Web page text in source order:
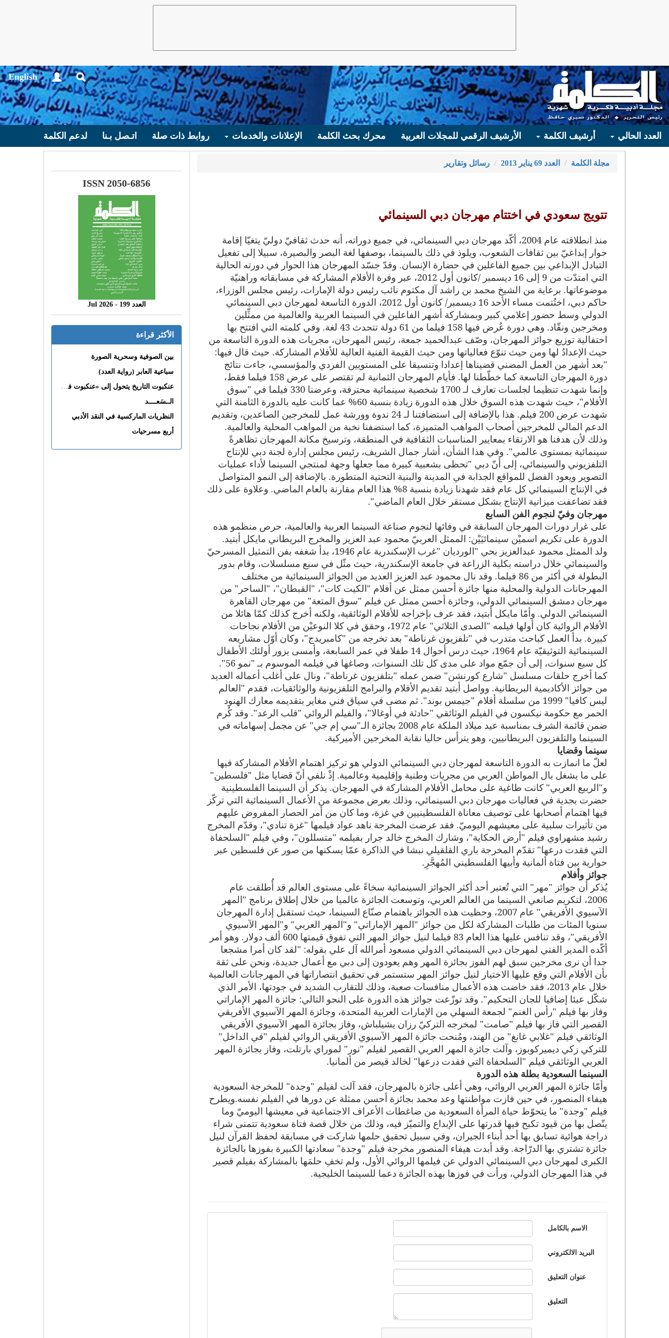
English
العدد الحالي أرشيف الكلمة الأرشيف الرقمي للمجلات العربية محرك بحث الكلمة الإعلانات والخدمات روابط ذات صلة اتـصل بـنا لدعم الكلمة
مجلة الكلمة العدد 69 يناير 2013 رسائل وتقارير
تتويج سعودي في اختتام مهرجان دبي السينمائي
منذ انطلاقته عام 2004، أكّد مهرجان دبي السينمائي، في جميع دوراته، أنه حدث ثقافيّ دوليّ يتغيّا إقامة
حوار إبداعيّ بين ثقافات الشعوب، ويلوذ في ذلك بالسينما، بوصفها لغة البصر والبصيرة، سبيلا إلى تفعيل
التبادل الإبداعي بين جميع الفاعلين في حضارة الإنسان. وقدّ جسّد المهرجان هذا الحوار في دورته الحالية
التي امتدّت من 9 إلى 16 ديسمبر /كانون أول 2012، عبر وفرة الأفلام المشاركة في مسابقاته وراهنيّة
موضوعاتها. برعاية من الشيخ محمد بن راشد آل مكتوم نائب رئيس دولة الإمارات، رئيس مجلس الوزراء،
حاكم دبي، اختُتمت مساء الأحد 16 ديسمبر/ كانون أول 2012، الدورة التاسعة لمهرجان دبي السينمائي
الدولي وسط حضور إعلامي كبير وبمشاركة أشهر الفاعلين في السينما العربية والعالمية من ممثِّلين
ومخرجين ونقّاد. وهي دورة عُرض فيها 158 فيلما من 61 دولة تتحدث 43 لغة.
وفي كلمته التي افتتح بها
احتفالية توزيع جوائز المهرجان، وصّف عبدالحميد جمعة، رئيس المهرجان، مجريات هذه الدورة التاسعة من
حيث الإعدادُ لها ومن حيث تنوّع فعالياتها ومن حيث القيمة الفنية العالية للأفلام المشاركة. حيث قال فيها:
"بعد أشهر من العمل المضني قضيناها إعدادا وتنسيقا على المستويين الفردي والمؤسسي، جاءت نتائج
دورة المهرجان التاسعة كما خطّطنا لها. فأيام المهرجان الثمانية لم تقتصر على عرض 158 فيلما فقط،
وإنما شهدت تنظيما لجلسات تعارف لـ 1700 شخصية سينمائية محترفة، وعرضنا 330 فيلما في "سوق
الأفلام"، حيث شهدت هذه السوق خلال هذه الدورة زيادة بنسبة 60% عما كانت عليه بالدورة الثامنة التي
شهدت عرض 200 فيلم.
هذا بالإضافة إلى استضافتنا لـ 24 ندوة وورشة عمل للمخرجين الصاعدين، وتقديم
الدعم المالي للمخرجين أصحاب المواهب المتميزة، كما استضفنا نخبة من المواهب المحلية والعالمية.
وذلك لأن هدفنا هو الارتقاء بمعايير المناسبات الثقافية في المنطقة، وترسيخ مكانة المهرجان تظاهرةً
سينمائية بمستوى عالمي". وفي هذا الشأن، أشار جمال الشريف، رئيس مجلس إدارة لجنة دبي للإنتاج
التلفزيوني والسينمائي، إلى أنّ دبي "تحظى بشعبية كبيرة مما جعلها وجهة لمنتجي السينما لأداء عمليات
التصوير ويعود الفضل للمواقع الجذابة في المدينة والبنية التحتية المتطورة. بالإضافة إلى النمو المتواصل
في الإنتاج السينمائي كل عام فقد شهدنا زيادة بنسبة 8% هذا العام مقارنة بالعام الماضي. وعلاوة على ذلك
فقد تضاعفت ميزانية الإنتاج بشكل مستقر خلال العام الماضي".
مهرجان وفيّ لنجوم الفن السابع
على غرار دورات المهرجان السابقة في وفائها لنجوم صناعة السينما العربية والعالمية، حرص منظمو هذه
الدورة على تكريم اسميْن سينمائيَيْن: الممثل العربيّ محمود عبد العزيز والمخرج البريطاني مايكل أبتيد.
ولد الممثل محمود عبدالعزيز بحي "الورديان "غرب الإسكندرية عام 1946، بدأ شغفه بفن التمثيل المسرحيّ
والسينمائي خلال دراسته بكلية الزراعة في جامعة الإسكندرية، حيث مثّل في سبع مسلسلات، وقام بدور
البطولة في أكثر من 86 فيلما. وقد نال محمود عبد العزيز العديد من الجوائز السينمائية من مختلف
المهرجانات الدولية والمحلية منها جائزة أحسن ممثل عن أفلام "الكيت كات"، "القبطان"، "الساحر" من
مهرجان دمشق السينمائي الدولي، وجائزة أحسن ممثل عن فيلم "سوق المتعة" من مهرجان القاهرة
السينمائي الدولي. وأمّا مايكل أبتيد، فقد عرف بإخراجه للأفلام الوثائقية، ولكنه أخرج كذلك كمّا هائلا من
الأفلام الروائية كان أولها فيلمه "الصدى الثلاثي" عام 1972، وحقق في كلا النوعيْن من الأفلام نجاحات
كبيرة. بدأ العمل كباحث متدرب في "تلفزيون غرناطة" بعد تخرجه من "كامبريدج"، وكان أوّل مشاريعه
السينمائية التوثيقيّة عام 1964، حيث درس أحوال 14 طفلا في عمر السابعة، وأمسى يزور أولئك الأطفال
كل سبع سنوات، إلى أن جمّع مواد على مدى كل تلك السنوات، وصاغها في فيلمه الموسوم بـ "نمو 56".
كما أخرج حلقات مسلسل "شارع كورنشن" ضمن عمله "بتلفزيون غرناطة"، ونال على أغلب أعماله العديد
من جوائز الأكاديمية البريطانية. وواصل أبتيد تقديم الأفلام والبرامج التلفزيونية والوثائقيات، فقدم "العالم
ليس كافيا" 1999 من سلسلة أفلام "جيمس بوند". ثم مضى في سياق فني مغاير بتقديمه معارك الهنود
الحمر مع حكومة نيكسون في الفيلم الوثائقي "حادثة في أوغالا"، والفيلم الروائي "قلب الرعد". وقد كُرم
ضمن قائمة الشرف بمناسبة عيد ميلاد الملكة عام 2008 بجائزة الـ"سي إم جي" عن مجمل إسهاماته في
السينما والتلفزيون البريطانيين، وهو يترأس حاليا نقابة المخرجين الأميركية.
سينما وقضايا
لعلّ ما انمازت به الدورة التاسعة لمهرجان دبي السينمائي الدولي هو تركيز اهتمام الأفلام المشاركة فيها
على ما يشغل بال المواطن العربي من مجريات وطنية وإقليمية وعالمية. إذْ نلفي أنّ قضايا مثل "فلسطين"
و"الربيع العربي" كانت طاغية على محامل الأفلام المشاركة في المهرجان. يذكر أن السينما الفلسطينية
حضرت بجدية في فعاليات مهرجان دبي السينمائي، وذلك بعرض مجموعة من الأعمال السينمائية التي تركّز
فيها اهتمام أصحابها على توصيف معاناة الفلسطينيين في غزة، وما كان من أمر الحصار المفروض عليهم
من تأثيرات سلبية على معيشهم اليوميّ. فقد عرضت المخرجة ناهد عواد فيلمها "غزة تنادي"، وقدّم المخرج
رشيد مشهراوي فيلم "أرض الحكاية"، وشارك المخرج خالد جرار بفيلمه "متسللون"، وفي فيلم "السلحفاة
التي فقدت درعها" تقدّم المخرجة باري القلقيلي نبشا في الذاكرة عمّا يسكنها من صور عن فلسطين عبر
حوارية بين فتاة ألمانية وأبيها الفلسطيني المُهجَّرِ.
جوائز وأفلام
يُذكر أن جوائز "مهر" التي تُعتبر أحد أكثر الجوائز السينمائية سخاءً على مستوى العالم قد أُطلقت عام
2006، لتكريم صانعي السينما من العالم العربي، وتوسعت الجائزة عالميا من خلال إطلاق برنامج "المهر
الآسيوي الأفريقي" عام 2007، وحظيت هذه الجوائز باهتمام صنّاع السينما، حيث تستقبل إدارة المهرجان
سنويا المئات من طلبات المشاركة لكل من جوائز "المهر الإماراتي" و"المهر العربي" و"المهر الآسيوي
الأفريقي"، وقد تنافس عليها هذا العام 83 فيلما لنيل جوائز المهر التي تفوق قيمتها 600 ألف دولار. وهو أمر
أكّده المدير الفني لمهرجان دبي السينمائي الدولي مسعود أمرالله آل علي بقوله: "لقد كان أمرا مشجعا
جدا أن نرى مخرجين سبق لهم الفوز بجائزة المهر وهم يعودون إلى دبي مع أعمال جديدة، ونحن على ثقة
بأن الأفلام التي وقع عليها الاختيار لنيل جوائز المهر ستستمر في تحقيق انتصاراتها في المهرجانات العالمية
خلال عام 2013، فقد خاضت هذه الأعمال منافسات صعبة، وذلك للتقارب الشديد في جودتها، الأمر الذي
شكّل عبئا إضافيا للجان التحكيم". وقد توزّعت جوائز هذه الدورة على النحو التالي: جائزة المهر الإماراتي
وفاز بها فيلم "رأس الغنم" لجمعة السهلي من الإمارات العربية المتحدة، وجائزة المهر الآسيوي الأفريقي
القصير التي فاز بها فيلم "صامت" لمخرجه التركيّ رزان يشيلباش، وفاز بجائزة المهر الآسيوي الأفريقي
الوثائقي فيلم "غلابي غانغ" من الهند، ومُنحت جائزة المهر الآسيوي الأفريقي الروائي لفيلم "في الداخل"
للتركي زكي ديميركوبوز، وآلت جائزة المهر العربي القصير لفيلم "نور" لموراي بارتلت، وفاز بجائزة المهر
العربي الوثائقي فيلم "السلحفاة التي فقدت درعها" لخالد قيصر من ألمانيا.
السينما السعودية بطلة هذه الدورة
وأمّا جائزة المهر العربي الروائي، وهي أعلى جائزة بالمهرجان، فقد آلت لفيلم "وجدة" للمخرجة السعودية
هيفاء المنصور، في حين فازت مواطنتها وعد محمد بجائزة أحسن ممثلة عن دورها في الفيلم نفسه.ويطرح
فيلم "وجدة" ما يتحوّط حياة المرأة السعودية من ضاغطات الأعراف الاجتماعية في معيشها اليوميّ وما
يتّصل بها من قيود تكبح فيها قدرتها على الإبداع والتميّز فيه، وذلك من خلال قصة فتاة سعودية تتمنى شراء
دراجة هوائية تسابق بها أحد أبناء الجيران، وفي سبيل تحقيق حلمها شاركت في مسابقة لحفظ القرآن لنيل
جائزة تشتري بها الدرّاجة. وقد أبدت هيفاء المنصور مخرجة فيلم "وجدة" سعادتها الكبيرة بفوزها بالجائزة
الكبرى لمهرجان دبي السينمائي الدولي عن فيلمها الروائي الأول، ولم تخفِ حلمَها بالمشاركة بفيلم قصير
في هذا المهرجان الدولي، ورأت في فوزها بهذه الجائزة دعما للسينما الخليجية.
الاسم بالكامل
البريد الالكتروني
عنوان التعليق
التعليق
ISSN 2050-6856
العدد 199 - 2026 Jul
الأكثر قراءة
بين الصوفية وسحرية الصورة
سباعية العابر (رواية العدد)
عنكبوت التاريخ يتحول إلى «عنكبوت فى القلب»
الــسَعــــد
النظريات الماركسية في النقد الأدبي
أربع مسرحيات